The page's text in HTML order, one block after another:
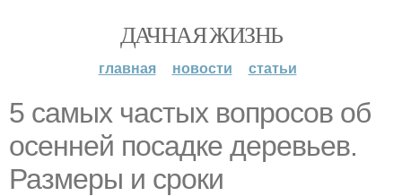
ДАЧНАЯ ЖИЗНЬ
главная новости статьи
5 самых частых вопросов об
осенней посадке деревьев.
Размеры и сроки